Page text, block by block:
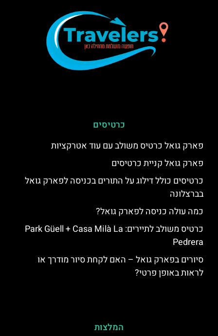
כרטיסים
פארק גואל כרטיס משולב עם עוד אטרקציות
פארק גואל קניית כרטיסים
כרטיסים כולל דילוג על התורים בכניסה לפארק גואל
בברצלונה
כמה עולה כניסה לפארק גואל?
כרטיס משולב לתיירים: Park Güell + Casa Milà La
Pedrera
סיורים בפארק גואל – האם לקחת סיור מודרך או
לראות באופן פרטי?
המלצות